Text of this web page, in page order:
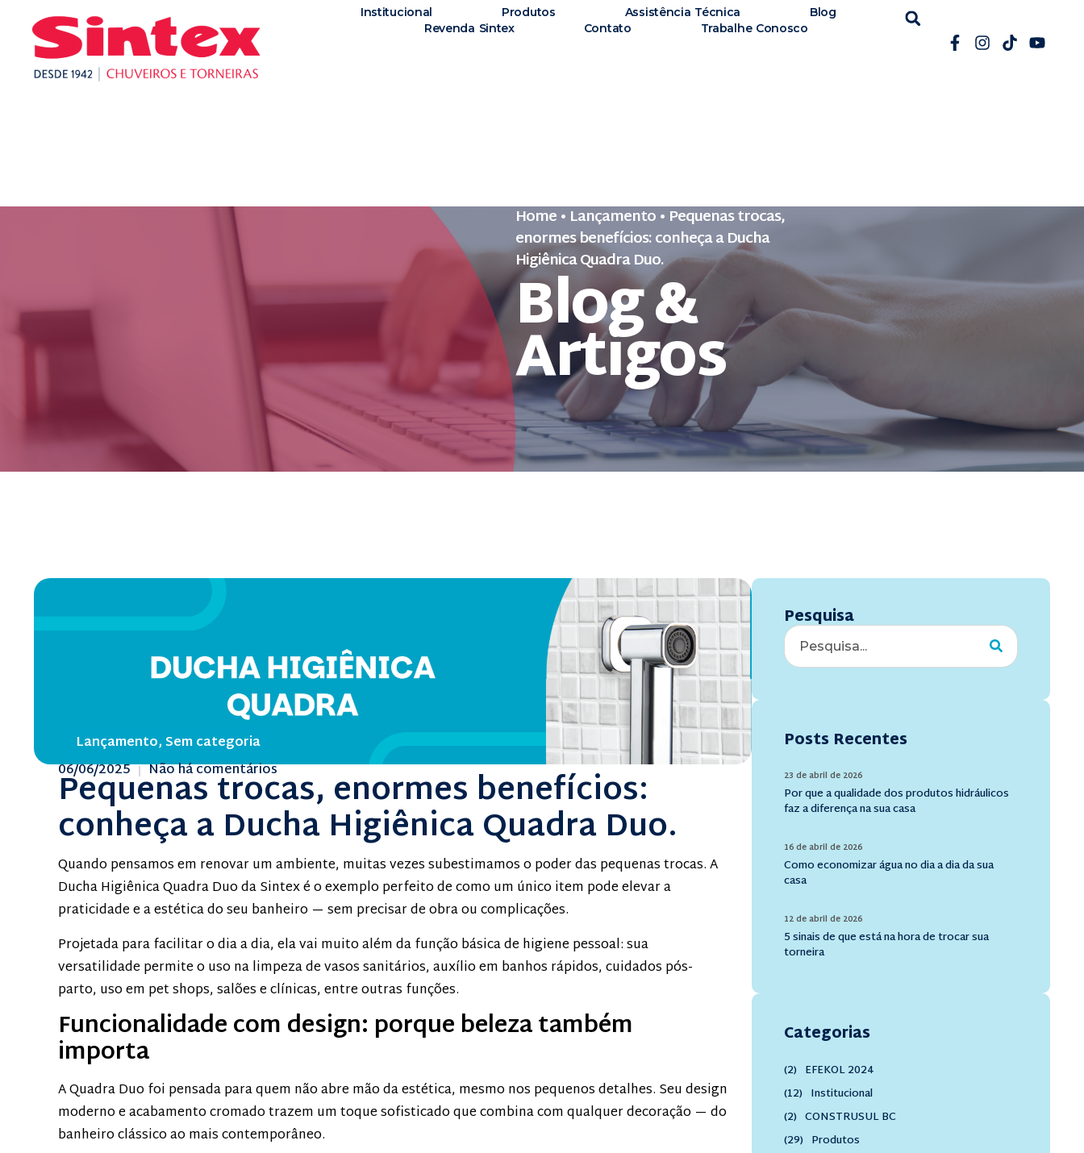
Institucional Produtos Assistência Técnica
Blog
Revenda Sintex
Contato Trabalhe Conosco
Home• Lançamento• Pequenas trocas,
enormes benefícios: conheça a Ducha
Higiênica Quadra Duo.
Blog &
Artigos
Lançamento,Sem categoria
06/06/2025
Não há comentários
Pequenas trocas, enormes benefícios:
conheça a Ducha Higiênica Quadra Duo.
Quando pensamos em renovar um ambiente, muitas vezes subestimamos o poder das pequenas trocas. A
Ducha Higiênica Quadra Duo da Sintex é o exemplo perfeito de como um único item pode elevar a
praticidade e a estética do seu banheiro — sem precisar de obra ou complicações.
Projetada para facilitar o dia a dia, ela vai muito além da função básica de higiene pessoal: sua
versatilidade permite o uso na limpeza de vasos sanitários, auxílio em banhos rápidos, cuidados pós-
parto, uso em pet shops, salões e clínicas, entre outras funções.
Funcionalidade com design: porque beleza também
importa
A Quadra Duo foi pensada para quem não abre mão da estética, mesmo nos pequenos detalhes. Seu design
moderno e acabamento cromado trazem um toque sofisticado que combina com qualquer decoração — do
banheiro clássico ao mais contemporâneo.
Pesquisa
Posts Recentes
Por que a qualidade dos produtos hidráulicos
faz a diferença na sua casa
23 de abril de 2026
Como economizar água no dia a dia da sua
casa
16 de abril de 2026
5 sinais de que está na hora de trocar sua
torneira
12 de abril de 2026
Categorias
EFEKOL 2024
(2)
Institucional
(12)
CONSTRUSUL BC
(2)
Produtos
(29)